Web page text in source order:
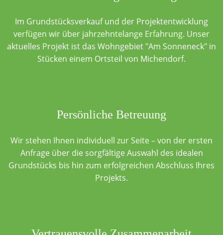
Im Grundstücksverkauf und der Projektentwicklung
verfügen wir über jahrzehntelange Erfahrung. Unser
aktuelles Projekt ist das Wohngebiet "Am Sonneneck" in
Stücken einem Ortsteil von Michendorf.
Persönliche Betreuung
Wir stehen Ihnen individuell zur Seite – von der ersten
Anfrage über die sorgfältige Auswahl des idealen
Grundstücks bis hin zum erfolgreichen Abschluss Ihres
Projekts.